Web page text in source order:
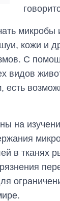
кожи и
С
видов
есть
на
в тканях